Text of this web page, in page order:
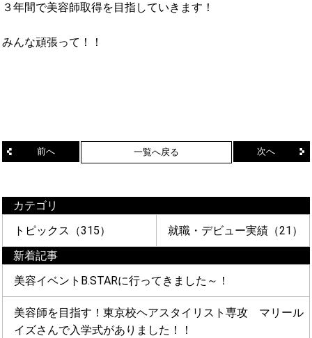
３年間で美容師取得を目指していきます！
みんな頑張って！！
前へ 一覧へ戻る 次へ
カテゴリ
トピックス（315）
就職・デビュー実績（21）
新着記事
美容イベントB.STARに行ってきました～！
美容師を目指す！東京校ヘアスタイリスト専攻 マリール
イズさんで入学式がありました！！